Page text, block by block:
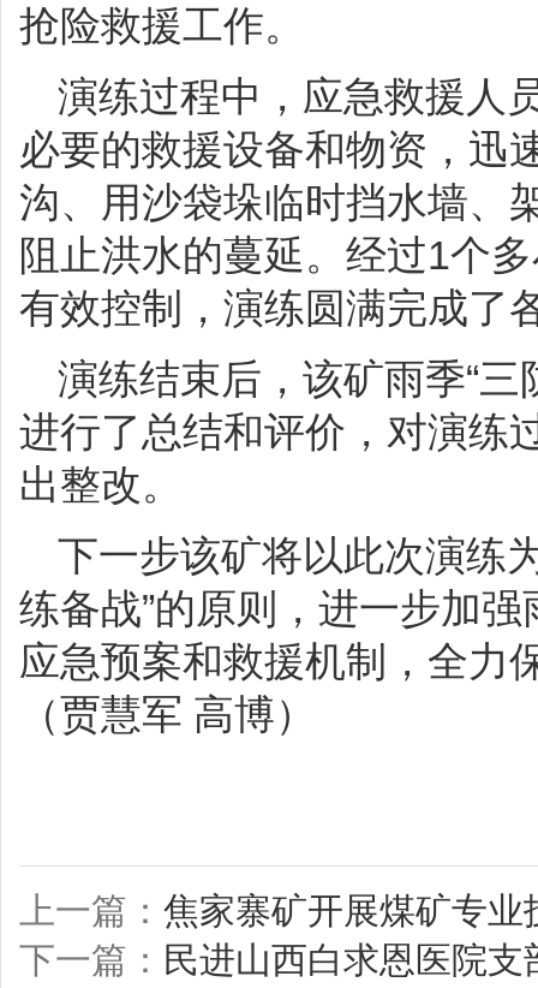
抢险救援工作。
演练过程中，应急救援人
必要的救援设备和物资，迅
沟、用沙袋垛临时挡水墙、
阻止洪水的蔓延。经过1个
有效控制，演练圆满完成了
演练结束后，该矿雨季“
进行了总结和评价，对演练
出整改。
下一步该矿将以此次演练
练备战”的原则，进一步加强
应急预案和救援机制，全力
（贾慧军 高博）
上一篇： 焦家寨矿开展煤矿专业
下一篇： 民进山西白求恩医院